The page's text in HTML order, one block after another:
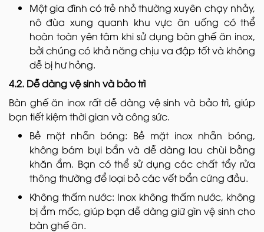
Một gia đình có trẻ nhỏ thường xuyên chạy nhảy,
nô đùa xung quanh khu vực ăn uống có thể
hoàn toàn yên tâm khi sử dụng bàn ghế ăn inox,
bởi chúng có khả năng chịu va đập tốt và không
dễ bị hư hỏng.
4.2. Dễ dàng vệ sinh và bảo trì
Bàn ghế ăn inox rất dễ dàng vệ sinh và bảo trì, giúp
bạn tiết kiệm thời gian và công sức.
Bề mặt nhẵn bóng: Bề mặt inox nhẵn bóng,
không bám bụi bẩn và dễ dàng lau chùi bằng
khăn ẩm. Bạn có thể sử dụng các chất tẩy rửa
thông thường để loại bỏ các vết bẩn cứng đầu.
Không thấm nước: Inox không thấm nước, không
bị ẩm mốc, giúp bạn dễ dàng giữ gìn vệ sinh cho
bàn ghế ăn.